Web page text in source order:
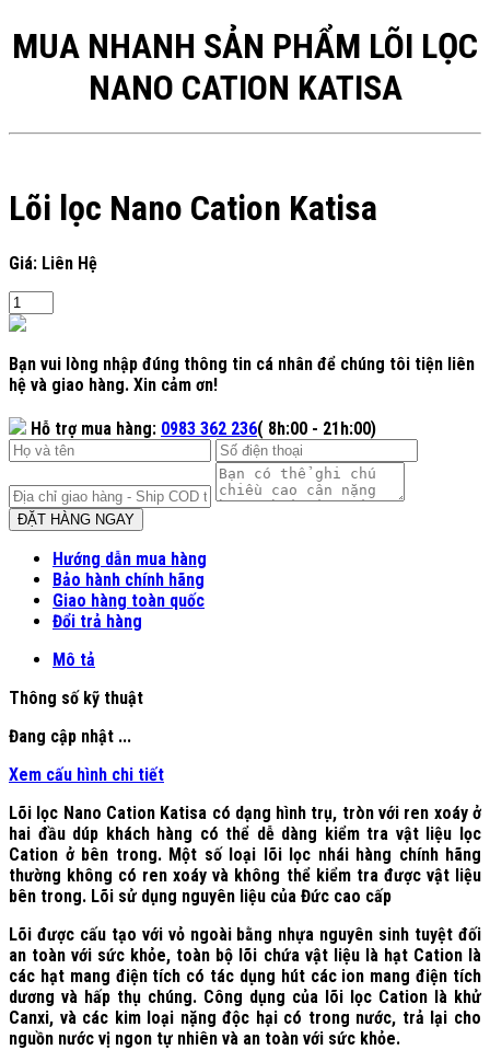
MUA NHANH SẢN PHẨM LÕI LỌC
NANO CATION KATISA
Lõi lọc Nano Cation Katisa
Giá: Liên Hệ
Bạn vui lòng nhập đúng thông tin cá nhân để chúng tôi tiện liên
hệ và giao hàng. Xin cảm ơn!
Hỗ trợ mua hàng: 0983 362 236( 8h:00 - 21h:00)
ĐẶT HÀNG NGAY
Hướng dẫn mua hàng
Bảo hành chính hãng
Giao hàng toàn quốc
Đổi trả hàng
Mô tả
Thông số kỹ thuật
Đang cập nhật ...
Xem cấu hình chi tiết
Lõi lọc Nano Cation Katisa có dạng hình trụ, tròn với ren xoáy ở
hai đầu dúp khách hàng có thể dễ dàng kiểm tra vật liệu lọc
Cation ở bên trong. Một số loại lõi lọc nhái hàng chính hãng
thường không có ren xoáy và không thể kiểm tra được vật liệu
bên trong. Lõi sử dụng nguyên liệu của Đức cao cấp
Lõi được cấu tạo với vỏ ngoài bằng nhựa nguyên sinh tuyệt đối
an toàn với sức khỏe, toàn bộ lõi chứa vật liệu là hạt Cation là
các hạt mang điện tích có tác dụng hút các ion mang điện tích
dương và hấp thụ chúng. Công dụng của lõi lọc Cation là khử
Canxi, và các kim loại nặng độc hại có trong nước, trả lại cho
nguồn nước vị ngon tự nhiên và an toàn với sức khỏe.